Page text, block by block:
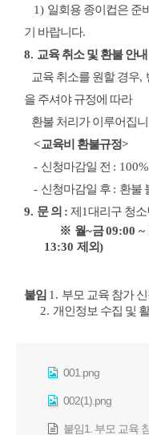
1) 일회용 종이컵은 준
기 바랍니다.
8. 교육 취소 및 환불 안내
교육 취소를 원할 경우,
을 주셔야 규정에 따라
환불 처리가 이루어집
<교육비 환불규정>
- 신청마감일 전 : 100%
- 신청마감일 후 : 환불
9. 문 의 : 제 1대리구 청소
※ 월~금09:00 ~
13:30제외)
붙임 1. 부모 교육 참가
2. 개인정보 수집 및
001.png
002(1).png
붙임1. 부모 교육